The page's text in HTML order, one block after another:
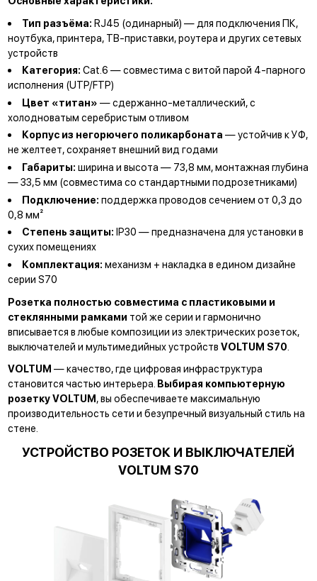
Тип разъёма:RJ45 (одинарный) — для подключения ПК,
ноутбука, принтера, ТВ-приставки, роутера и других сетевых
устройств
Категория: Cat.6 — совместима с витой парой 4-парного
исполнения (UTP/FTP)
Цвет «титан» — сдержанно-металлический, с
холодноватым серебристым отливом
Корпус из негорючего поликарбоната— устойчив к УФ,
не желтеет, сохраняет внешний вид годами
Габариты: ширина и высота — 73,8 мм, монтажная глубина
— 33,5 мм (совместима со стандартными подрозетниками)
Подключение:поддержка проводов сечением от 0,3 до
0,8 мм²
Степень защиты:IP30 — предназначена для установки в
сухих помещениях
Комплектация:механизм + накладка в едином дизайне
серии S70
Розетка полностью совместима с пластиковыми и
стеклянными рамками той же серии и гармонично
вписывается в любые композиции из электрических розеток,
выключателей и мультимедийных устройств VOLTUM S70
VOLTUM — качество, где цифровая инфраструктура
становится частью интерьера. Выбирая компьютерную
розетку VOLTUM, вы обеспечиваете максимальную
производительность сети и безупречный визуальный стиль на
стене.
УСТРОЙСТВО РОЗЕТОК И ВЫКЛЮЧАТЕЛЕЙ
VOLTUM S70